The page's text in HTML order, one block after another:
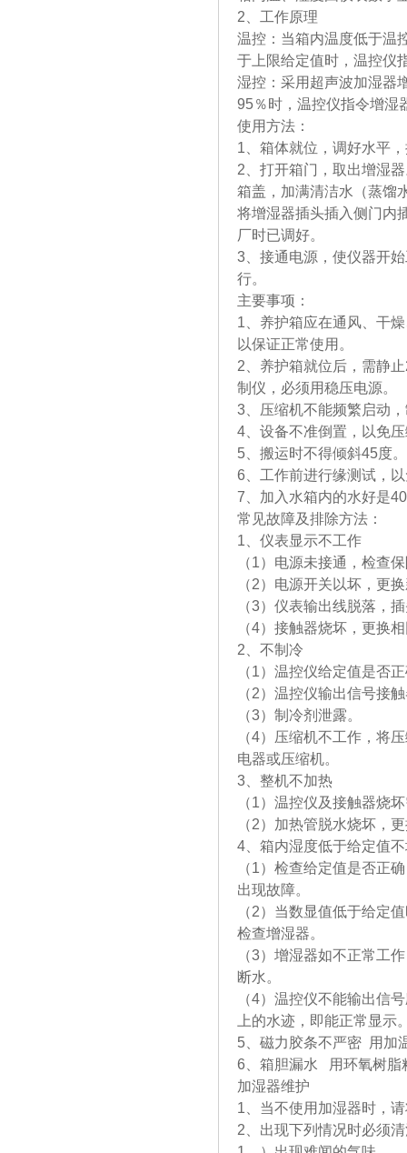
2、工作原理
温控：当箱内温度低于温
于上限给定值时，温控仪
湿控：采用超声波加湿器
95％时，温控仪指令增湿
使用方法：
1、箱体就位，调好水平
2、打开箱门，取出增湿
箱盖，加满清洁水（蒸馏
将增湿器插头插入侧门内
厂时已调好。
3、接通电源，使仪器开
行。
主要事项：
1、养护箱应在通风、干
以保证正常使用。
2、养护箱就位后，需静
制仪，必
3、压缩机不能频繁启动
4、设备不准倒置，以免
5、搬运时不得倾斜45度。
6、工作前进行缘测试，
7、加入水箱内的水好是
常见故障及排除方法：
1、仪表显示不工作
（1）电源未接通，检查
（2）电源开关以坏，更
（3）仪表输出线脱落，
（4）接触器烧坏，更换
2、不制冷
（1）温控仪给定值是否
（2）温控仪输出信号接
（3）制冷剂泄露。
（4）压缩机不工作，将
电器或压缩机。
3、整机不加热
（1）温控仪及接触器烧
（2）加热管脱水烧坏，
4、箱内湿度低于给定值
（1）检查给定值是否正
出现故障。
（2）当数显值低于给定
检查增湿器。
（3）增湿器如不正常工
断水。
（4）温控仪不能输出信
上的水迹，即能正常显示
5、磁力胶条不严密 用加
6、箱胆漏水 用环氧树脂
加湿器维护
1、当不使用加湿器时，
2、出现下列情况时必须